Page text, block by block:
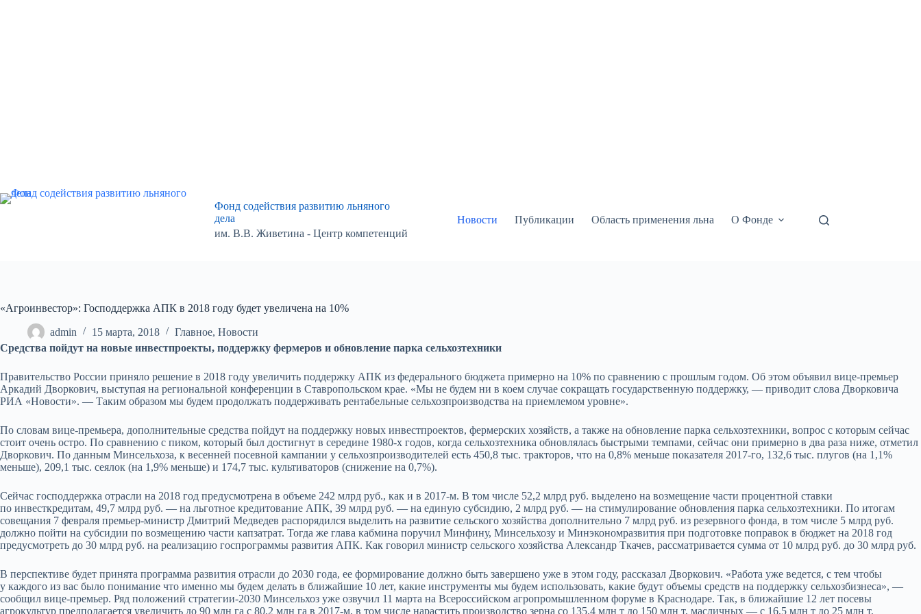
Фонд содействия развитию льняного
дела
им. В.В. Живетина - Центр компетенций
Новости Публикации Область применения льна О Фонде Видео
«Агроинвестор»: Господдержка АПК в 2018 году будет увеличена на 10%
admin 15 марта, 2018 Главное, Новости
Средства пойдут на новые инвестпроекты, поддержку фермеров и обновление парка сельхозтехники
Правительство России приняло решение в 2018 году увеличить поддержку АПК из федерального бюджета примерно на 10% по сравнению с прошлым годом. Об этом объявил вице-премьер
Аркадий Дворкович, выступая на региональной конференции в Ставропольском крае. «Мы не будем ни в коем случае сокращать государственную поддержку, — приводит слова Дворковича
РИА «Новости». — Таким образом мы будем продолжать поддерживать рентабельные сельхозпроизводства на приемлемом уровне».
По словам вице-премьера, дополнительные средства пойдут на поддержку новых инвестпроектов, фермерских хозяйств, а также на обновление парка сельхозтехники, вопрос с которым сейчас
стоит очень остро. По сравнению с пиком, который был достигнут в середине 1980-х годов, когда сельхозтехника обновлялась быстрыми темпами, сейчас они примерно в два раза ниже, отметил
Дворкович. По данным Минсельхоза, к весенней посевной кампании у сельхозпроизводителей есть 450,8 тыс. тракторов, что на 0,8% меньше показателя 2017-го, 132,6 тыс. плугов (на 1,1%
меньше), 209,1 тыс. сеялок (на 1,9% меньше) и 174,7 тыс. культиваторов (снижение на 0,7%).
Сейчас господдержка отрасли на 2018 год предусмотрена в объеме 242 млрд руб., как и в 2017-м. В том числе 52,2 млрд руб. выделено на возмещение части процентной ставки
по инвесткредитам, 49,7 млрд руб. — на льготное кредитование АПК, 39 млрд руб. — на единую субсидию, 2 млрд руб. — на стимулирование обновления парка сельхозтехники. По итогам
совещания 7 февраля премьер-министр Дмитрий Медведев распорядился выделить на развитие сельского хозяйства дополнительно 7 млрд руб. из резервного фонда, в том числе 5 млрд руб.
должно пойти на субсидии по возмещению части капзатрат. Тогда же глава кабмина поручил Минфину, Минсельхозу и Минэкономразвития при подготовке поправок в бюджет на 2018 год
предусмотреть до 30 млрд руб. на реализацию госпрограммы развития АПК. Как говорил министр сельского хозяйства Александр Ткачев, рассматривается сумма от 10 млрд руб. до 30 млрд руб.
В перспективе будет принята программа развития отрасли до 2030 года, ее формирование должно быть завершено уже в этом году, рассказал Дворкович. «Работа уже ведется, с тем чтобы
у каждого из вас было понимание что именно мы будем делать в ближайшие 10 лет, какие инструменты мы будем использовать, какие будут объемы средств на поддержку сельхозбизнеса», —
сообщил вице-премьер. Ряд положений стратегии-2030 Минсельхоз уже озвучил 11 марта на Всероссийском агропромышленном форуме в Краснодаре. Так, в ближайшие 12 лет посевы
агрокультур предполагается увеличить до 90 млн га с 80,2 млн га в 2017-м, в том числе нарастить производство зерна со 135,4 млн т до 150 млн т, масличных — с 16,5 млн т до 25 млн т,